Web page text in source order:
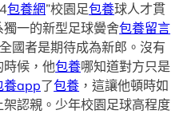
包養網”校園足包養球人才貫
一的新型足球黌舍包養留言
國者是期待成為新郎。沒有
時候，他包養哪知道對方只是
養app了包養 ，這讓他頓時如
認親。少年校園足球高程度